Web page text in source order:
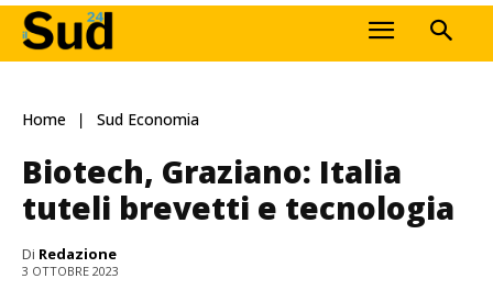
Home Sud Economia
Biotech, Graziano: Italia
tuteli brevetti e tecnologia
Di Redazione
3 OTTOBRE 2023